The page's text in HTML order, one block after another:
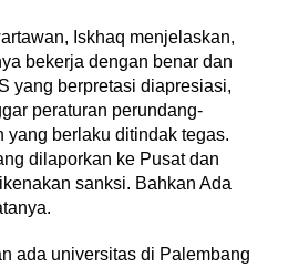
Iskhaq menjelaskan,
bekerja dengan benar dan
yang berpretasi diapresiasi,
peraturan perundang-
yang berlaku ditindak tegas.
dilaporkan ke Pusat dan
sanksi. Bahkan Ada
ada universitas di Palembang